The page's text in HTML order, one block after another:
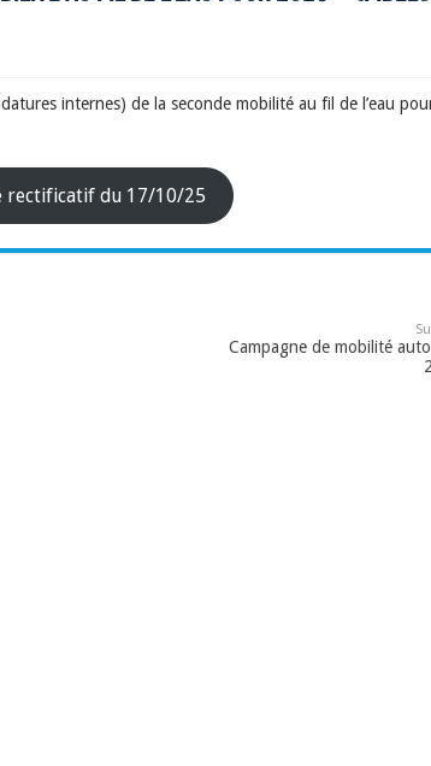
internes) de la seconde mobilité au fil de l’eau
rectificatif du 17/10/25
Campagne de mobilité